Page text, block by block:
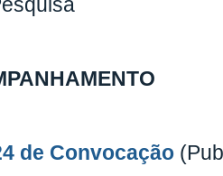
de Convocação